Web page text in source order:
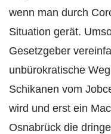
wenn man durch
Situation gerät.
Gesetzgeber
unbürokratische
Schikanen vom
wird und erst ein
Osnabrück die